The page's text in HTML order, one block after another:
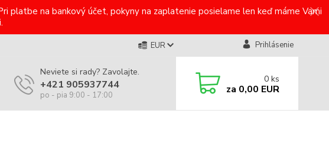
platbe na bankový účet, pokyny na zaplatenie posielame len keď máme Vami
EUR Prihlásenie
Neviete si rady? Zavolajte.
+421 905937744
po - pia 9:00 - 17:00
0 ks
za 0,00 EUR